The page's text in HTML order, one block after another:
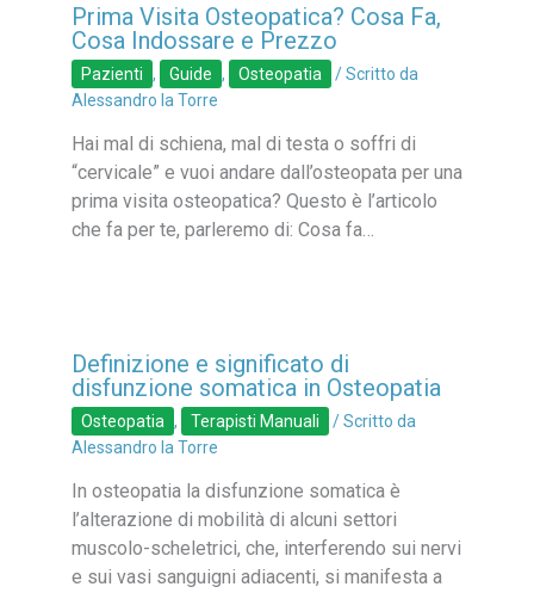
Prima Visita Osteopatica? Cosa Fa,
Cosa Indossare e Prezzo
Pazienti , Guide , Osteopatia
/ Scritto da
Alessandro la Torre
Hai mal di schiena, mal di testa o soffri di
“cervicale” e vuoi andare dall’osteopata per una
prima visita osteopatica? Questo è l’articolo
che fa per te, parleremo di: Cosa fa…
Definizione e significato di
disfunzione somatica in Osteopatia
Osteopatia , Terapisti Manuali
/ Scritto da
Alessandro la Torre
In osteopatia la disfunzione somatica è
l’alterazione di mobilità di alcuni settori
muscolo-scheletrici, che, interferendo sui nervi
e sui vasi sanguigni adiacenti, si manifesta a